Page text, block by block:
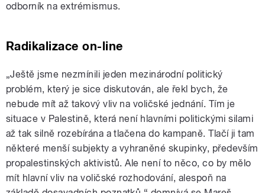
odborník na extrémismus.
Radikalizace on-line
„Ještě jsme nezmínili jeden mezinárodní politický
problém, který je sice diskutován, ale řekl bych, že
nebude mít až takový vliv na voličské jednání. Tím je
situace v Palestině, která není hlavními politickými silami
až tak silně rozebírána a tlačena do kampaně. Tlačí ji tam
některé menší subjekty a vyhraněné skupinky, především
propalestinských aktivistů. Ale není to něco, co by mělo
mít hlavní vliv na voličské rozhodování, alespoň na